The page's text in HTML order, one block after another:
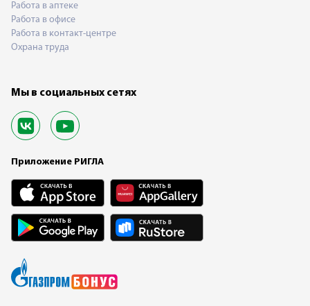
Работа в аптеке
Работа в офисе
Работа в контакт-центре
Охрана труда
Мы в социальных сетях
Приложение РИГЛА